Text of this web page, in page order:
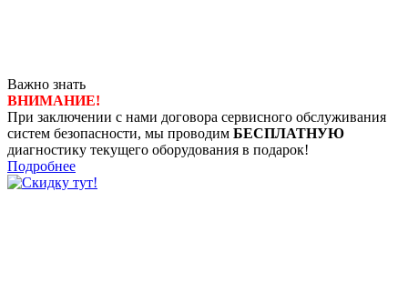
Важно знать
ВНИМАНИЕ!
При заключении с нами договора сервисного обслуживания
систем безопасности, мы проводим БЕСПЛАТНУЮ
диагностику текущего оборудования в подарок!
Подробнее